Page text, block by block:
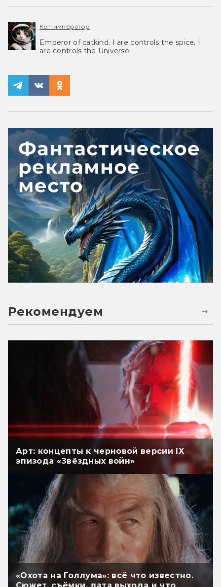
Кот-император
Emperor of catkind. I are controls the spice, I
are controls the Universe.
Рекомендуем
Арт: концепты к черновой версии IX
эпизода «Звёздных войн»
«Охота на Голлума»: всё что известно.
Сюжет, съёмки, дата выхода и что